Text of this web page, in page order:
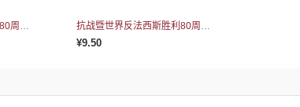
抗战暨世界反法西斯胜利80周年二代双枚套装盒(白衬) 抗战暨世界反法西斯胜利80周年二代双枚套装盒(红衬)
¥9.50